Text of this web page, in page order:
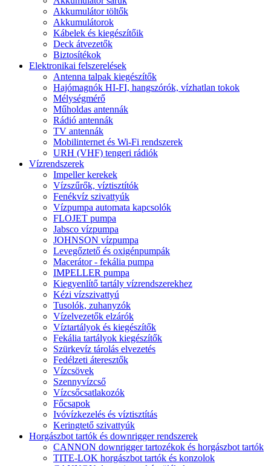
Akkumulátor töltők
Akkumulátorok
Kábelek és kiegészítőik
Deck átvezetők
Biztosítékok
Elektronikai felszerelések
Antenna talpak kiegészítők
Hajómagnók HI-FI, hangszórók, vízhatlan tokok
Mélységmérő
Műholdas antennák
Rádió antennák
TV antennák
Mobilinternet és Wi-Fi rendszerek
URH (VHF) tengeri rádiók
Vízrendszerek
Impeller kerekek
Vízszűrők, víztisztítók
Fenékvíz szivattyúk
Vízpumpa automata kapcsolók
FLOJET pumpa
Jabsco vízpumpa
JOHNSON vízpumpa
Levegőztető és oxigénpumpák
Macerátor - fekália pumpa
IMPELLER pumpa
Kiegyenlítő tartály vízrendszerekhez
Kézi vízszivattyú
Tusolók, zuhanyzók
Vízelvezetők elzárók
Víztartályok és kiegészítők
Fekália tartályok kiegészítők
Szürkevíz tárolás elvezetés
Fedélzeti áteresztők
Vízcsövek
Szennyvízcső
Vízcsőcsatlakozók
Főcsapok
Ivóvízkezelés és víztisztítás
Keringtető szivattyúk
Horgászbot tartók és downrigger rendszerek
CANNON downrigger tartozékok és horgászbot tartók
TITE-LOK horgászbot tartók és konzolok